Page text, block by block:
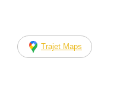
Trajet Maps